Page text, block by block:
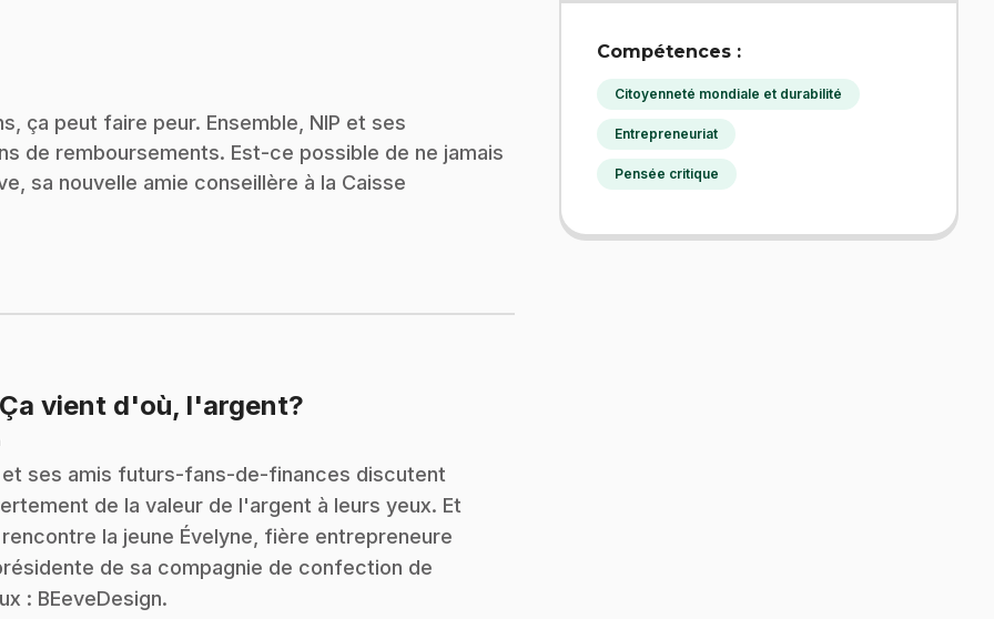
ça peut faire peur. Ensemble, NIP et ses
de remboursements. Est-ce possible de ne jamais
sa nouvelle amie conseillère à la Caisse
vient d'où, l'argent?
et ses amis futurs-fans-de-finances discutent
de la valeur de l'argent à leurs yeux. Et
rencontre la jeune Évelyne, fière entrepreneure
de sa compagnie de confection de
: BEeveDesign.
Compétences :
Citoyenneté mondiale et durabilité
Entrepreneuriat
Pensée critique